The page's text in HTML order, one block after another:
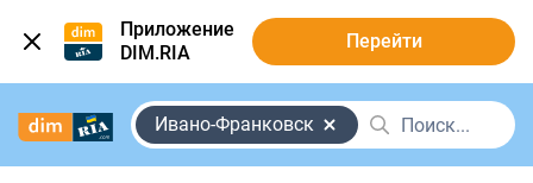
Приложение
DIM.RIA
Перейти
Ивано-Франковск